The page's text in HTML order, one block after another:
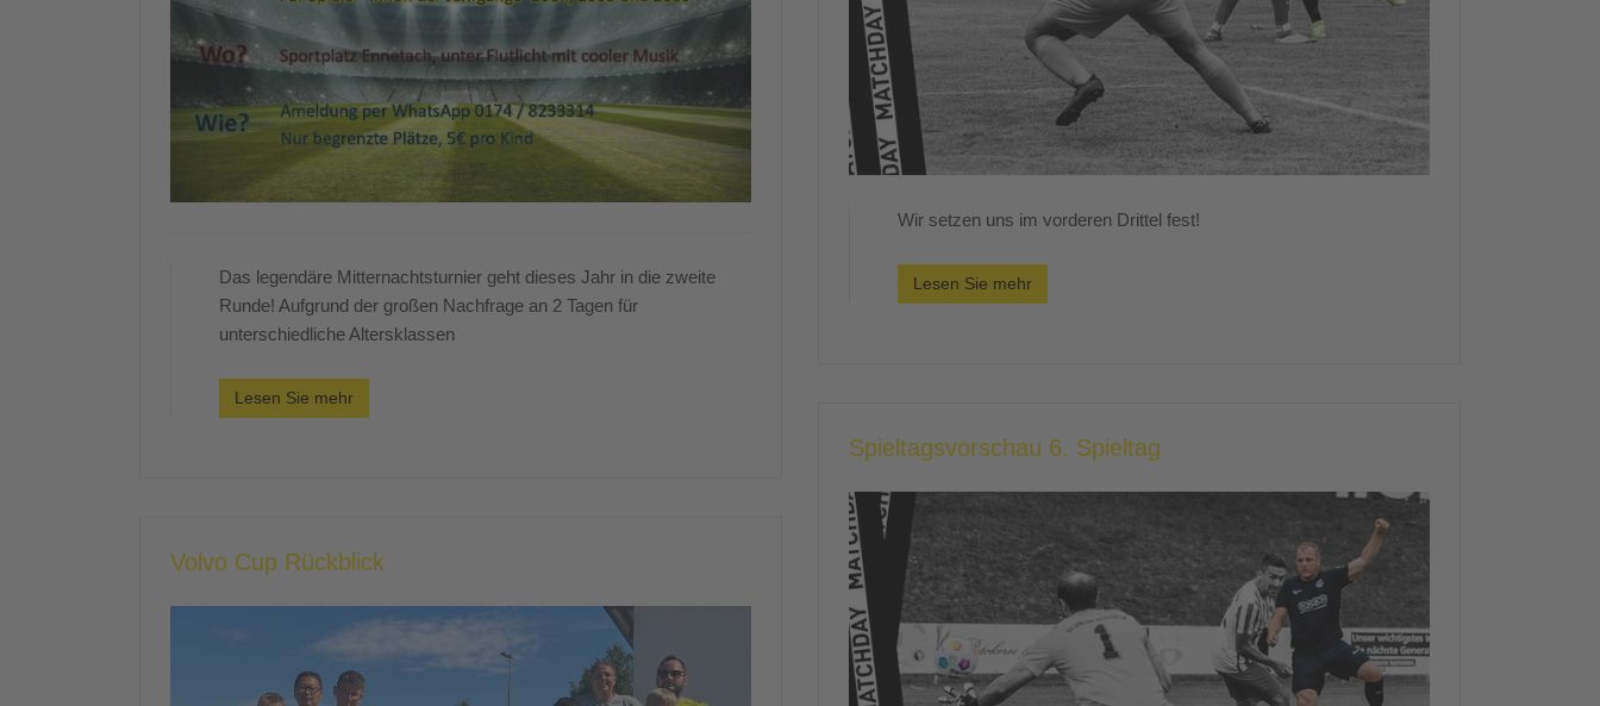
Das legendäre Mitternachtsturnier geht dieses Jahr in die zweite
Runde! Aufgrund der großen Nachfrage an 2 Tagen für
unterschiedliche Altersklassen
Lesen Sie mehr
Volvo Cup Rückblick
Wir setzen uns im vorderen Drittel fest!
Lesen Sie mehr
Spieltagsvorschau 6. Spieltag